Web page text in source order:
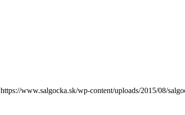
https://www.salgocka.sk/wp-content/uploads/2015/08/